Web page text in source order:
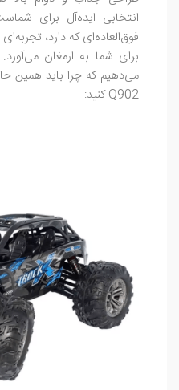
انتخابی ایده‌آل برای
فوق‌العاده‌ای که دارد،
برای شما به ارمغان می‌آورد.
می‌دهیم که چرا باید همین
Q902 کنید: